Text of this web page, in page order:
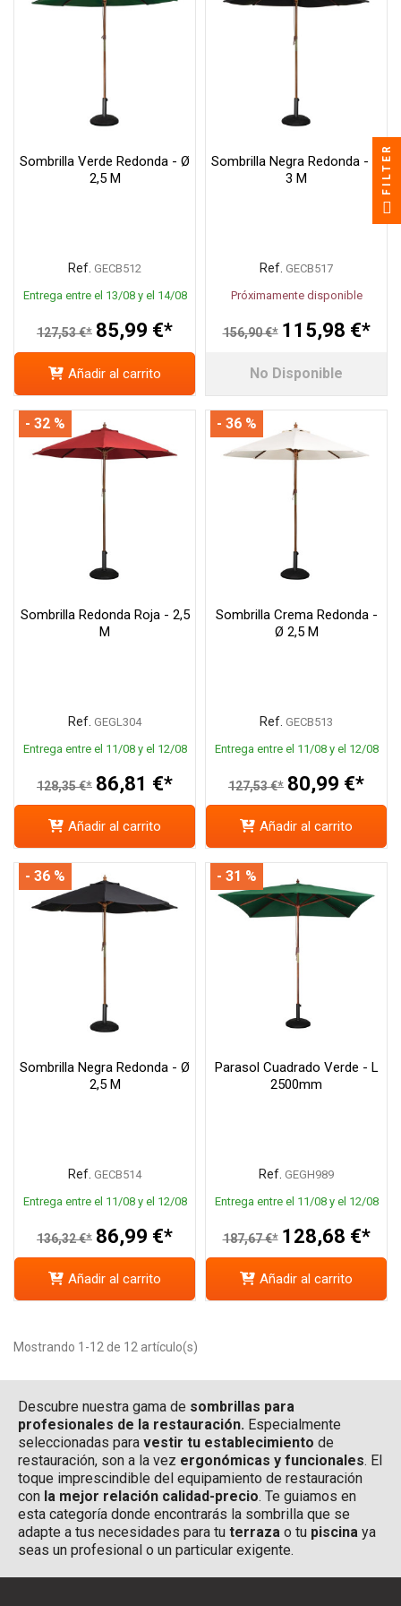
Sombrilla Verde Redonda - Ø
2,5 M
Ref. GECB512
Entrega entre el 13/08 y el 14/08
127,53 €* 85,99 €*
Añadir al carrito
Sombrilla Negra Redonda - Ø
3 M
Ref. GECB517
Próximamente disponible
156,90 €* 115,98 €*
No Disponible
Sombrilla Redonda Roja - 2,5
M
Ref. GEGL304
Entrega entre el 11/08 y el 12/08
128,35 €* 86,81 €*
- 32 %
Añadir al carrito
Sombrilla Crema Redonda -
Ø 2,5 M
Ref. GECB513
Entrega entre el 11/08 y el 12/08
127,53 €* 80,99 €*
- 36 %
Añadir al carrito
Sombrilla Negra Redonda - Ø
2,5 M
Ref. GECB514
Entrega entre el 11/08 y el 12/08
136,32 €* 86,99 €*
- 36 %
Añadir al carrito
Parasol Cuadrado Verde - L
2500mm
Ref. GEGH989
Entrega entre el 11/08 y el 12/08
187,67 €* 128,68 €*
- 31 %
Añadir al carrito
Mostrando 1-12 de 12 artículo(s)
Descubre nuestra gama de sombrillas para
profesionales de la restauración. Especialmente
seleccionadas para vestir tu establecimiento de
restauración, son a la vez ergonómicas y funcionales. El
toque imprescindible del equipamiento de restauración
con la mejor relación calidad-precio. Te guiamos en
esta categoría donde encontrarás la sombrilla que se
adapte a tus necesidades para tu terraza o tu piscina ya
seas un profesional o un particular exigente.
FILTER